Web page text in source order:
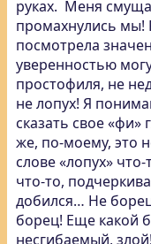
руках. Меня
промахнулись мы!
посмотрела
уверенностью
простофиля, не
не лопух! Я
сказать свое «фи»
же, по-моему, это
слове «лопух»
что-то,
добился… Не
борец! Еще какой
несгибаемый,